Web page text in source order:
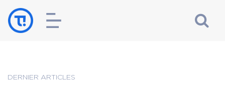
DERNIER ARTICLES